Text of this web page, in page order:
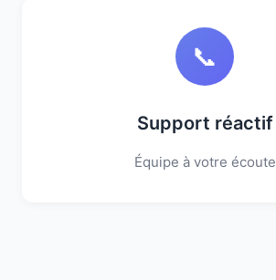
📞
Support réactif
Équipe à votre écoute